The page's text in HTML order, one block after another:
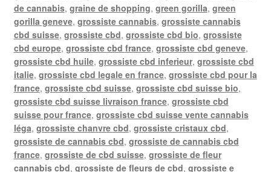
de cannabis, graine de shopping, green gorilla, green
gorilla geneve, grossiste cannabis, grossiste cannabis
cbd suisse, grossiste cbd, grossiste cbd bio, grossiste
cbd europe, grossiste cbd france, grossiste cbd geneve,
grossiste cbd huile, grossiste cbd inferieur, grossiste cbd
italie, grossiste cbd legale en france, grossiste cbd pour la
france, grossiste cbd suisse, grossiste cbd suisse bio,
grossiste cbd suisse livraison france, grossiste cbd
suisse pour france, grossiste cbd suisse vente cannabis
léga, grossiste chanvre cbd, grossiste cristaux cbd,
grossiste de cannabis cbd, grossiste de cannabis cbd
france, grossiste de cbd suisse, grossiste de fleur
cannabis cbd, grossiste de fleurs de cbd, grossiste e